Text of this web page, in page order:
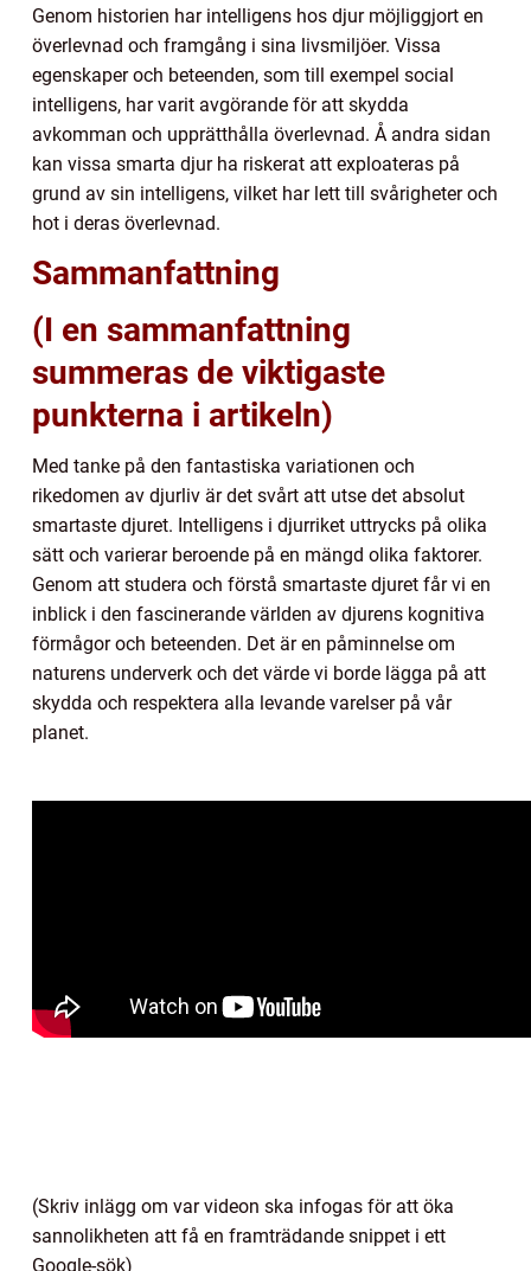
Genom historien har intelligens hos djur möjliggjort en
överlevnad och framgång i sina livsmiljöer. Vissa
egenskaper och beteenden, som till exempel social
intelligens, har varit avgörande för att skydda
avkomman och upprätthålla överlevnad. Å andra sidan
kan vissa smarta djur ha riskerat att exploateras på
grund av sin intelligens, vilket har lett till svårigheter och
hot i deras överlevnad.
Sammanfattning
(I en sammanfattning
summeras de viktigaste
punkterna i artikeln)
Med tanke på den fantastiska variationen och
rikedomen av djurliv är det svårt att utse det absolut
smartaste djuret. Intelligens i djurriket uttrycks på olika
sätt och varierar beroende på en mängd olika faktorer.
Genom att studera och förstå smartaste djuret får vi en
inblick i den fascinerande världen av djurens kognitiva
förmågor och beteenden. Det är en påminnelse om
naturens underverk och det värde vi borde lägga på att
skydda och respektera alla levande varelser på vår
planet.
(Skriv inlägg om var videon ska infogas för att öka
sannolikheten att få en framträdande snippet i ett
Google-sök)